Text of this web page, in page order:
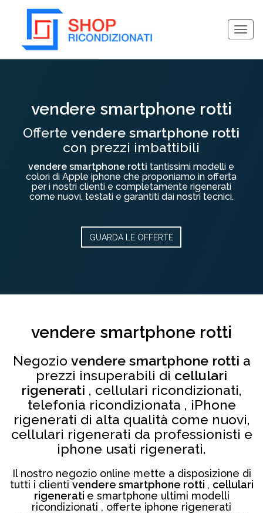
vendere smartphone rotti
Offertevendere smartphone rotti
con prezzi imbattibili
vendere smartphone rotti tantissimi modelli e
colori di Apple iphone che proponiamo in offerta
per i nostri clienti e completamente rigenerati
come nuovi, testati e garantiti dai nostri tecnici.
GUARDA LE OFFERTE
vendere smartphone rotti
Negozio vendere smartphone rotti a
prezzi insuperabili di cellulari
rigenerati , cellulari ricondizionati,
telefonia ricondizionata , iPhone
rigenerati di alta qualità come nuovi,
cellulari rigenerati da professionisti e
iphone usati rigenerati.
Il nostro negozio online mette a disposizione di
tutti i clienti vendere smartphone rotti , cellulari
rigenerati e smartphone ultimi modelli
ricondizionati , offerte iphone rigenerati